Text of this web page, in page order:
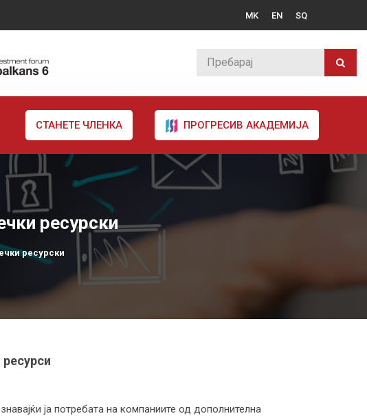
MK EN SQ
СТАНЕТЕ ЧЛЕНКА ПРОГРЕСИВ АКАДЕМИЈА
ресурски
ресурски
ресурси
ја потребата на компаниите од дополнителна